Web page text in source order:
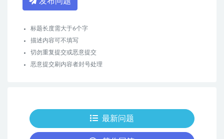
标题长度需大于6个字
描述内容可不填写
切勿重复提交或恶意提交
恶意提交刷内容者封号处理
最新问题